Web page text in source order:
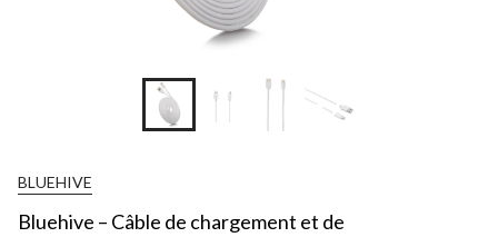
+7
BLUEHIVE
Bluehive – Câble de chargement et de